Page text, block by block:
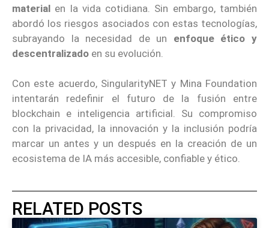
material en la vida cotidiana. Sin embargo, también
abordó los riesgos asociados con estas tecnologías,
subrayando la necesidad de un enfoque ético y
descentralizado en su evolución.
Con este acuerdo, SingularityNET y Mina Foundation
intentarán redefinir el futuro de la fusión entre
blockchain e inteligencia artificial. Su compromiso
con la privacidad, la innovación y la inclusión podría
marcar un antes y un después en la creación de un
ecosistema de IA más accesible, confiable y ético.
RELATED POSTS